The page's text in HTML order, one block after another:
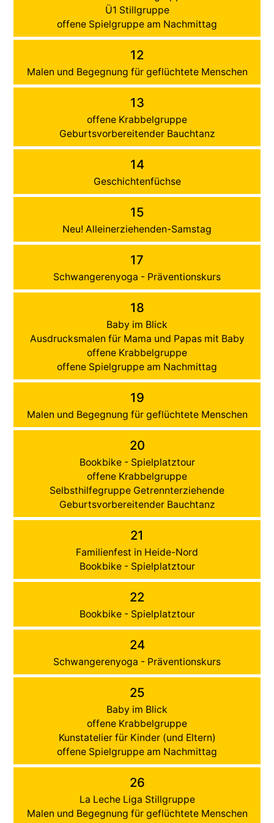
Ü1 Stillgruppe
offene Spielgruppe am Nachmittag
12
Malen und Begegnung für geflüchtete Menschen
13
offene Krabbelgruppe
Geburtsvorbereitender Bauchtanz
14
Geschichtenfüchse
15
Neu! Alleinerziehenden-Samstag
17
Schwangerenyoga - Präventionskurs
18
Baby im Blick
Ausdrucksmalen für Mama und Papas mit Baby
offene Krabbelgruppe
offene Spielgruppe am Nachmittag
19
Malen und Begegnung für geflüchtete Menschen
20
Bookbike - Spielplatztour
offene Krabbelgruppe
Selbsthilfegruppe Getrennterziehende
Geburtsvorbereitender Bauchtanz
21
Familienfest in Heide-Nord
Bookbike - Spielplatztour
22
Bookbike - Spielplatztour
24
Schwangerenyoga - Präventionskurs
25
Baby im Blick
offene Krabbelgruppe
Kunstatelier für Kinder (und Eltern)
offene Spielgruppe am Nachmittag
26
La Leche Liga Stillgruppe
Malen und Begegnung für geflüchtete Menschen